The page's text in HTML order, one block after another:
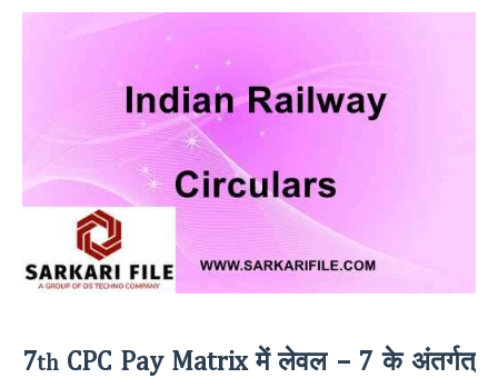
7th CPC Pay Matrixमें लेवल – 7 के अंतर्गत्